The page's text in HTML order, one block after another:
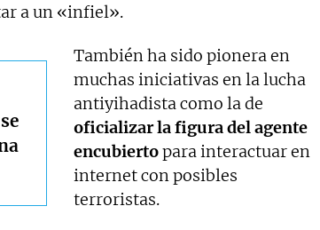
a un «infiel».
También ha sido pionera en
muchas iniciativas en la lucha
antiyihadista como la de
oficializar la figura del agente
encubiertopara interactuar en
internet con posibles
terroristas.